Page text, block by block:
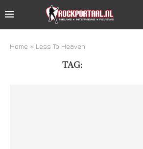
Home » Less To Heaven
TAG: